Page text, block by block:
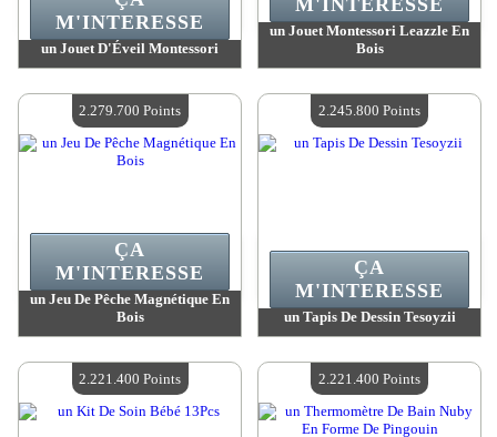
un Jouet D'Éveil Montessori
Quantité Disponible :4
M'INTERESSE
un Jouet Montessori Leazzle En
Bois
Quantité Disponible :4
un Jeu De Pêche Magnétique En
Bois
Quantité Disponible :4
ÇA
M'INTERESSE
2.279.700 Points
un Tapis De Dessin Tesoyzii
Quantité Disponible :4
ÇA
M'INTERESSE
2.245.800 Points
2.221.400 Points 2.221.400 Points